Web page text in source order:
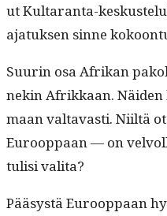
ut Kul­taran­ta-
ajatuk­sen sinne
Suurin osa Afrikan
nekin Afrikkaan.
maan val­tavasti. Niiltä
Euroop­paan — on
tulisi valita?
Pääsys­tä Euroop­paan